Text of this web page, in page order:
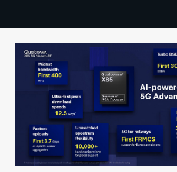
TECHBBS
TIETOA
HINTA.FI
VAIHDA TEEMA